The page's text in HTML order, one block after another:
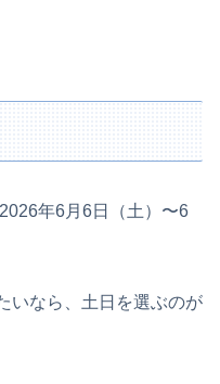
年6月6日（土）〜6
いなら、土日を選ぶのが